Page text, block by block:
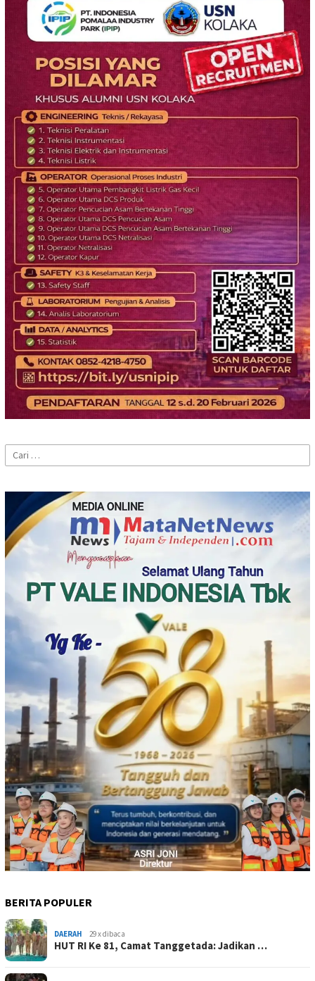
Cari
untuk:
BERITA POPULER
DAERAH 29 x dibaca
HUT RI Ke 81, Camat Tanggetada: Jadikan …